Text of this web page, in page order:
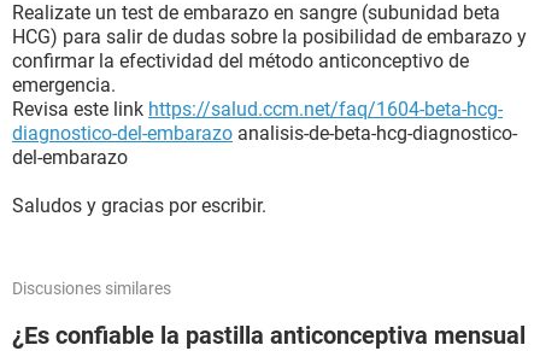
Realizate un test de embarazo en sangre (subunidad beta
HCG) para salir de dudas sobre la posibilidad de embarazo y
confirmar la efectividad del método anticonceptivo de
emergencia.
Revisa este link https://salud.ccm.net/faq/1604-beta-hcg-
diagnostico-del-embarazo analisis-de-beta-hcg-diagnostico-
del-embarazo
Saludos y gracias por escribir.
Discusiones similares
¿Es confiable la pastilla anticonceptiva mensual